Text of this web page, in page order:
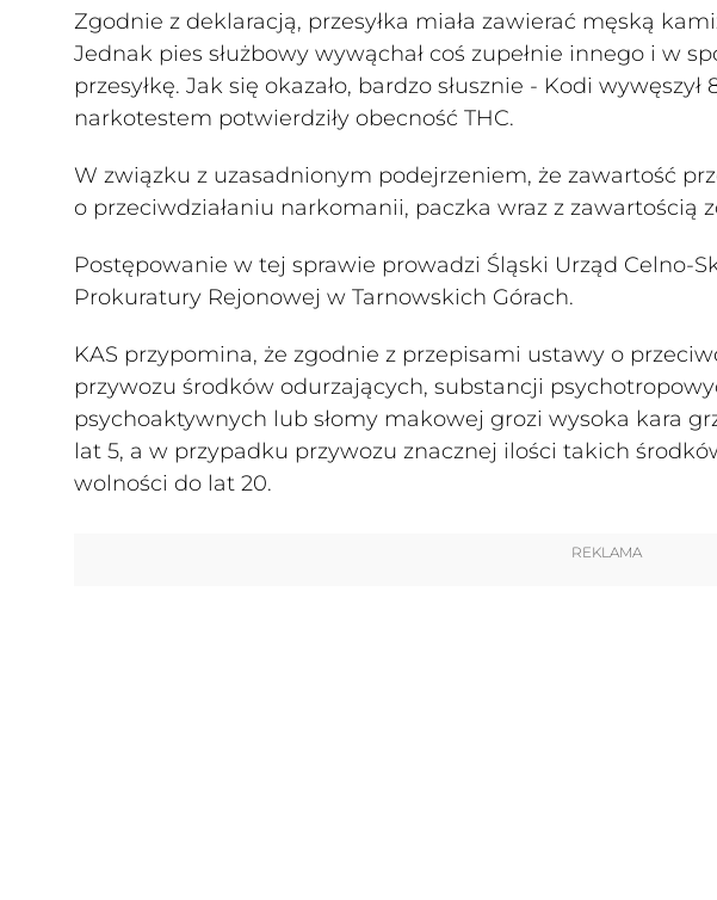
Zgodnie z deklaracją, przesyłka miała zawierać męską
Jednak pies służbowy wywąchał coś zupełnie innego i w
przesyłkę. Jak się okazało, bardzo słusznie - Kodi
narkotestem potwierdziły obecność THC.
W związku z uzasadnionym podejrzeniem, że zawartość
o przeciwdziałaniu narkomanii, paczka wraz z zawartością
Postępowanie w tej sprawie prowadzi Śląski Urząd Celno-
Prokuratury Rejonowej w Tarnowskich Górach.
KAS przypomina, że zgodnie z przepisami ustawy o
przywozu środków odurzających, substancji
psychoaktywnych lub słomy makowej grozi wysoka kara
lat 5, a w przypadku przywozu znacznej ilości takich
wolności do lat 20.
REKLAMA